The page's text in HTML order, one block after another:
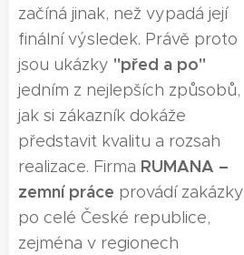
začíná jinak, než vypadá její
finální výsledek. Právě proto
jsou ukázky "před a po"
jedním z nejlepších způsobů,
jak si zákazník dokáže
představit kvalitu a rozsah
realizace. Firma RUMANA –
zemní práce provádí zakázky
po celé České republice,
zejména v regionech